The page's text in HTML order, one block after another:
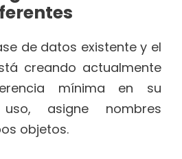
de datos existente y el
creando actualmente
mínima en su
asigne nombres
objetos.